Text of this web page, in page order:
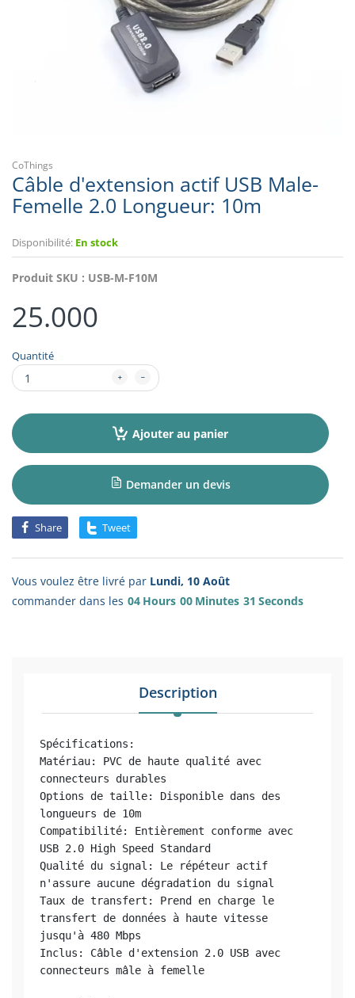
CoThings
Câble d'extension actif USB Male-
Femelle 2.0 Longueur: 10m
Disponibilité: En stock
Produit SKU : USB-M-F10M
25.000
Quantité
Ajouter au panier
Demander un devis
Share Tweet
Vous voulez être livré par Lundi, 10 Août
commander dans les 04 Hours 00 Minutes 31 Seconds
Description
Spécifications:
Matériau: PVC de haute qualité avec
connecteurs durables
Options de taille: Disponible dans des
longueurs de 10m
Compatibilité: Entièrement conforme avec
USB 2.0 High Speed Standard
Qualité du signal: Le répéteur actif
n'assure aucune dégradation du signal
Taux de transfert: Prend en charge le
transfert de données à haute vitesse
jusqu'à 480 Mbps
Inclus: Câble d'extension 2.0 USB avec
connecteurs mâle à femelle